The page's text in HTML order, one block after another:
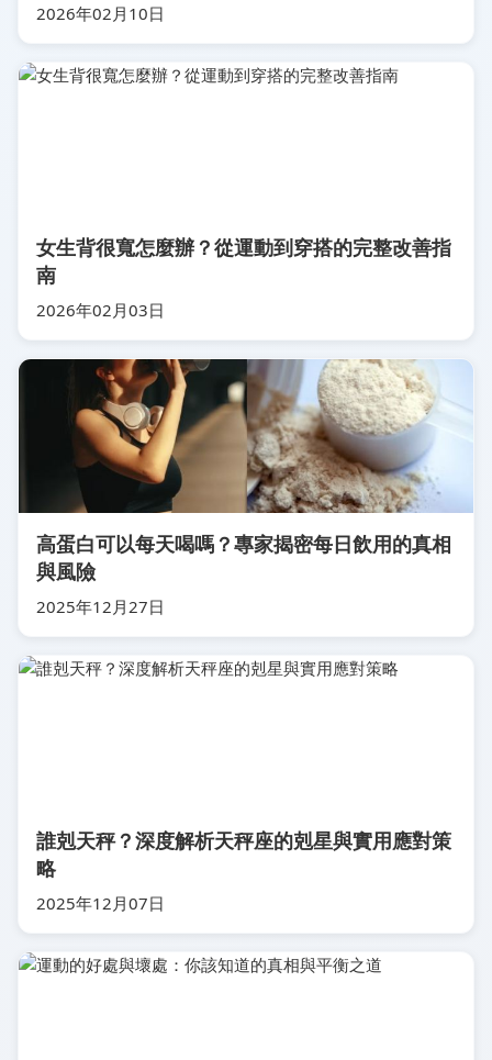
2026年02月10日
女生背很寬怎麼辦？從運動到穿搭的完整改善指
南
2026年02月03日
高蛋白可以每天喝嗎？專家揭密每日飲用的真相
與風險
2025年12月27日
誰剋天秤？深度解析天秤座的剋星與實用應對策
略
2025年12月07日